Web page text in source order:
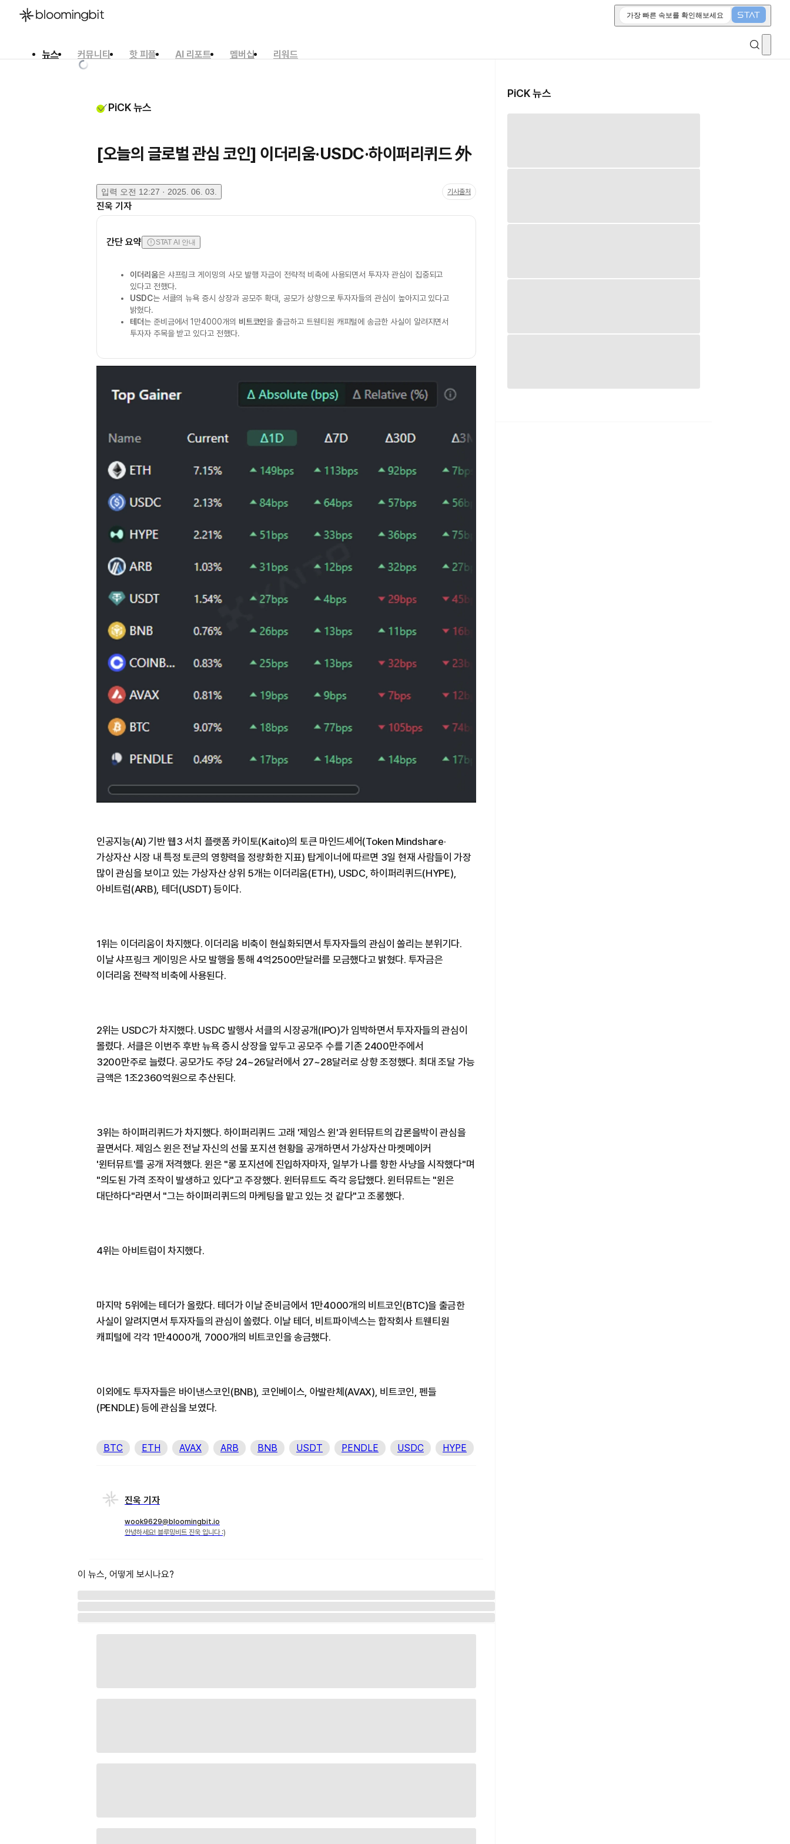
가장 빠른 속보를 확인해보세요
뉴스 커뮤니티 핫 피플 AI 리포트 멤버십
리워드
PiCK 뉴스
[오늘의 글로벌 관심 코인] 이더리움·USDC·하이퍼리퀴드 外
입력 오전 12:27 · 2025. 06. 03. 기사출처
진욱 기자
간단 요약 STAT AI 안내
이더리움은 샤프링크 게이밍의 사모 발행 자금이 전략적 비축에 사용되면서 투자자 관심이 집중되고
있다고 전했다.
USDC는 서클의 뉴욕 증시 상장과 공모주 확대, 공모가 상향으로 투자자들의 관심이 높아지고 있다고
밝혔다.
테더는 준비금에서 1만4000개의 비트코인을 출금하고 트웬티원 캐피털에 송금한 사실이 알려지면서
투자자 주목을 받고 있다고 전했다.
인공지능(AI) 기반 웹3 서치 플랫폼 카이토(Kaito)의 토큰 마인드셰어(Token Mindshare·
가상자산 시장 내 특정 토큰의 영향력을 정량화한 지표) 탑게이너에 따르면 3일 현재 사람들이 가장
많이 관심을 보이고 있는 가상자산 상위 5개는 이더리움(ETH), USDC, 하이퍼리퀴드(HYPE),
아비트럼(ARB), 테더(USDT) 등이다.
1위는 이더리움이 차지했다. 이더리움 비축이 현실화되면서 투자자들의 관심이 쏠리는 분위기다.
이날 샤프링크 게이밍은 사모 발행을 통해 4억2500만달러를 모금했다고 밝혔다. 투자금은
이더리움 전략적 비축에 사용된다.
2위는 USDC가 차지했다. USDC 발행사 서클의 시장공개(IPO)가 임박하면서 투자자들의 관심이
몰렸다. 서클은 이번주 후반 뉴욕 증시 상장을 앞두고 공모주 수를 기존 2400만주에서
3200만주로 늘렸다. 공모가도 주당 24~26달러에서 27~28달러로 상향 조정했다. 최대 조달 가능
금액은 1조2360억원으로 추산된다.
3위는 하이퍼리퀴드가 차지했다. 하이퍼리퀴드 고래 '제임스 윈'과 윈터뮤트의 갑론을박이 관심을
끌면서다. 제임스 윈은 전날 자신의 선물 포지션 현황을 공개하면서 가상자산 마켓메이커
'윈터뮤트'를 공개 저격했다. 윈은 "롱 포지션에 진입하자마자, 일부가 나를 향한 사냥을 시작했다"며
"의도된 가격 조작이 발생하고 있다"고 주장했다. 윈터뮤트도 즉각 응답했다. 윈터뮤트는 "윈은
대단하다"라면서 "그는 하이퍼리퀴드의 마케팅을 맡고 있는 것 같다"고 조롱했다.
4위는 아비트럼이 차지했다.
마지막 5위에는 테더가 올랐다. 테더가 이날 준비금에서 1만4000개의 비트코인(BTC)을 출금한
사실이 알려지면서 투자자들의 관심이 쏠렸다. 이날 테더, 비트파이넥스는 합작회사 트웬티원
캐피털에 각각 1만4000개, 7000개의 비트코인을 송금했다.
이외에도 투자자들은 바이낸스코인(BNB), 코인베이스, 아발란체(AVAX), 비트코인, 펜들
(PENDLE) 등에 관심을 보였다.
BTC ETH AVAX ARB BNB USDT PENDLE USDC HYPE
진욱 기자
wook9629@bloomingbit.io
안녕하세요! 블루밍비트 진욱 입니다 :)
이 뉴스, 어떻게 보시나요?
PiCK 뉴스